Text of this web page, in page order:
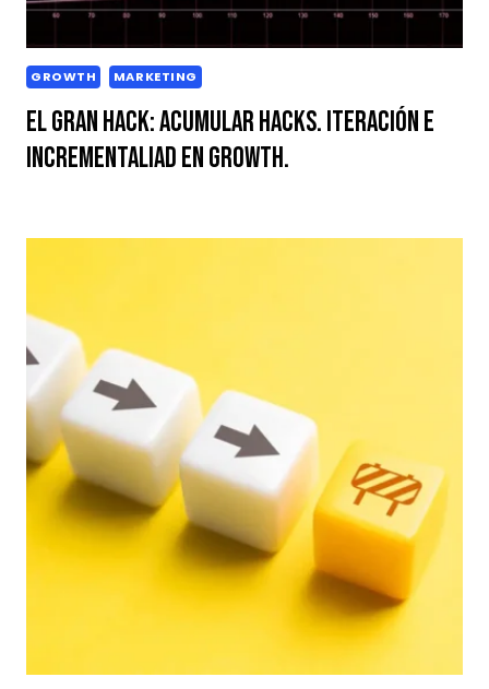
GROWTH MARKETING
El Gran Hack: acumular hacks. Iteración e
Incrementaliad en Growth.